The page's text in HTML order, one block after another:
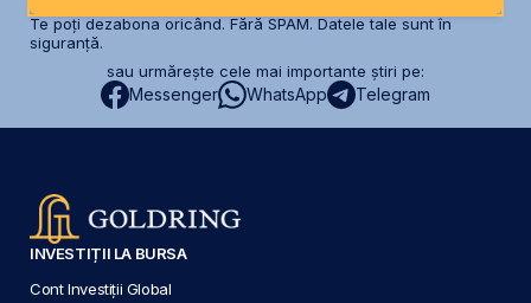
Te poți dezabona oricând. Fără SPAM. Datele tale sunt în
siguranță.
sau urmărește cele mai importante știri pe:
Messenger WhatsApp Telegram
INVESTIȚII LA BURSA
Cont Investiții Global